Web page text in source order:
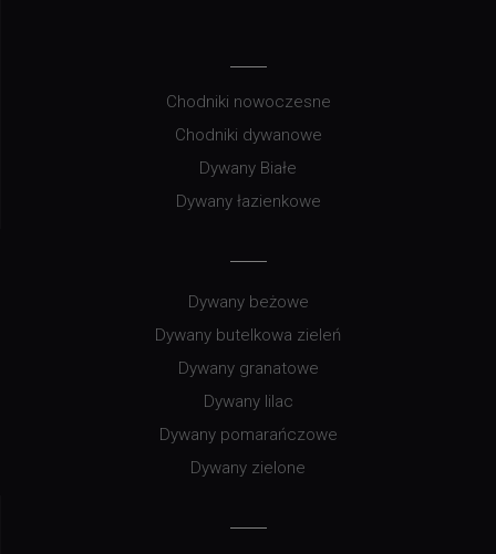
Chodniki nowoczesne
Chodniki dywanowe
Dywany Białe
Dywany łazienkowe
Dywany beżowe
Dywany butelkowa zieleń
Dywany granatowe
Dywany lilac
Dywany pomarańczowe
Dywany zielone